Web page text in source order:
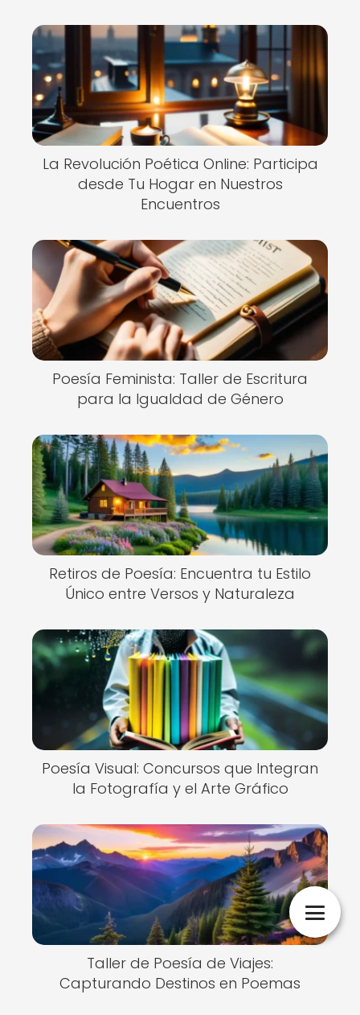
La Revolución Poética Online: Participa
desde Tu Hogar en Nuestros
Encuentros
Poesía Feminista: Taller de Escritura
para la Igualdad de Género
Retiros de Poesía: Encuentra tu Estilo
Único entre Versos y Naturaleza
Poesía Visual: Concursos que Integran
la Fotografía y el Arte Gráfico
Taller de Poesía de Viajes:
Capturando Destinos en Poemas